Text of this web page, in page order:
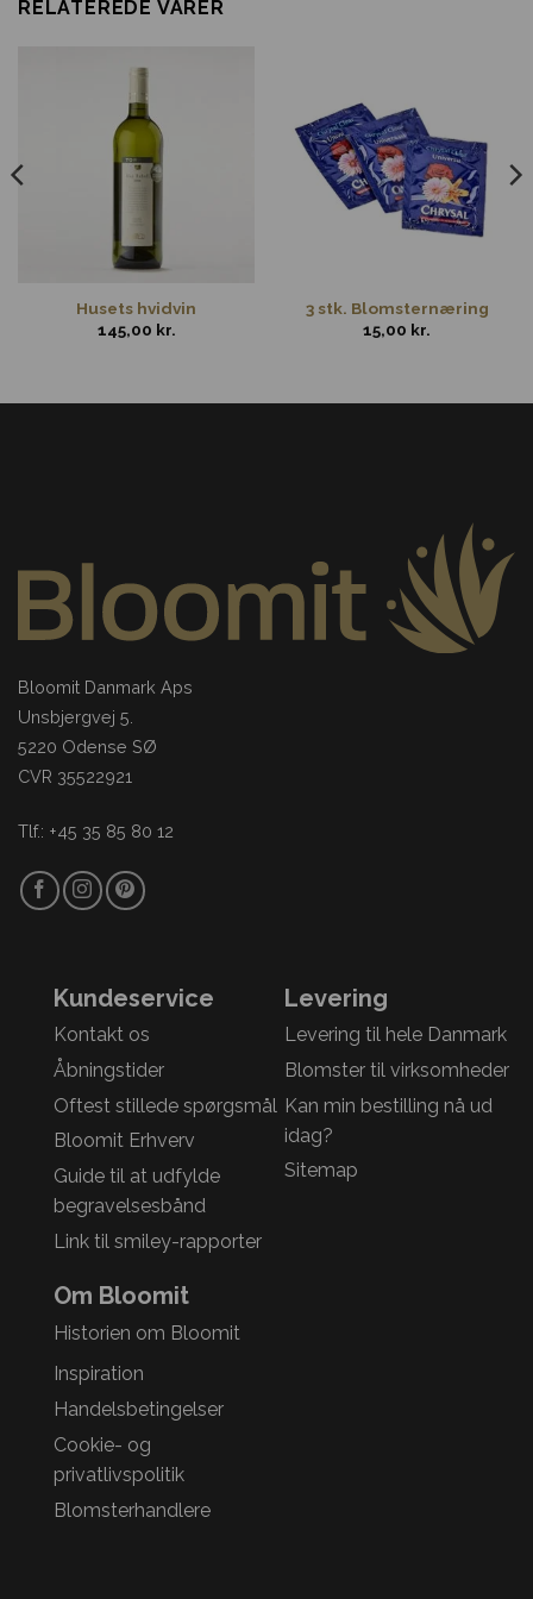
RELATEREDE VARER
Husets hvidvin
145,00 kr.
3 stk. Blomsternæring
15,00 kr.
Bloomit Danmark Aps
Unsbjergvej 5.
5220 Odense SØ
CVR 35522921
Tlf.: +45 35 85 80 12
Kundeservice
Kontakt os
Åbningstider
Oftest stillede spørgsmål
Bloomit Erhverv
Guide til at udfylde
begravelsesbånd
Link til smiley-rapporter
Levering
Levering til hele Danmark
Blomster til virksomheder
Kan min bestilling nå ud
idag?
Sitemap
Om Bloomit
Historien om Bloomit
Inspiration
Handelsbetingelser
Cookie- og
privatlivspolitik
Blomsterhandlere